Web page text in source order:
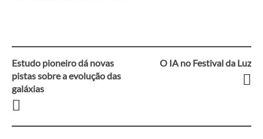
Navegação
entre
Estudo pioneiro dá novas
pistas sobre a evolução das
galáxias
O IA no Festival da Luz